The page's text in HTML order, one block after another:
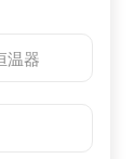
温器